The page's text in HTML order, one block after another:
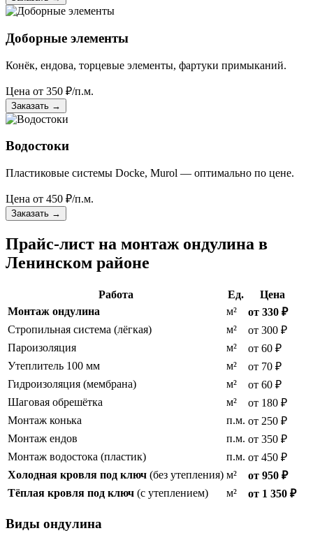
Доборные элементы
Конёк, ендова, торцевые элементы, фартуки примыканий.
Цена от 350 ₽/п.м.
Заказать →
Водостоки
Пластиковые системы Docke, Murol — оптимально по цене.
Цена от 450 ₽/п.м.
Заказать →
Прайс-лист на монтаж ондулина в
Ленинском районе
Работа Ед.
Цена
Монтаж ондулина
м²
от 330 ₽
Стропильная система (лёгкая)
м²
от 300 ₽
Пароизоляция
м²
от 60 ₽
Утеплитель 100 мм
м²
от 70 ₽
Гидроизоляция (мембрана)
м²
от 60 ₽
Шаговая обрешётка
м²
от 180 ₽
Монтаж конька
п.м. от 250 ₽
Монтаж ендов
п.м. от 350 ₽
Монтаж водостока (пластик)
п.м. от 450 ₽
Холодная кровля под ключ (без утепления) м²
от 950 ₽
Тёплая кровля под ключ (с утеплением) м² от 1 350 ₽
Виды ондулина